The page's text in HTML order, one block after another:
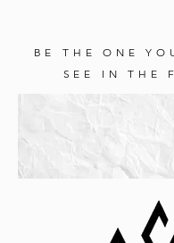
BE THE ONE
SEE IN THE